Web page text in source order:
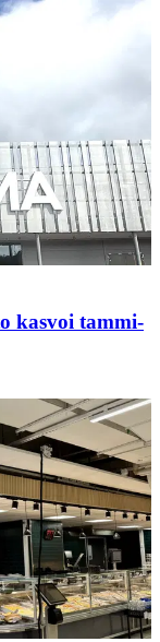
kasvoi tammi-